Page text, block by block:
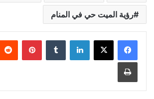
رؤية الميت حي في المنام
لينكدإن بينتيريست